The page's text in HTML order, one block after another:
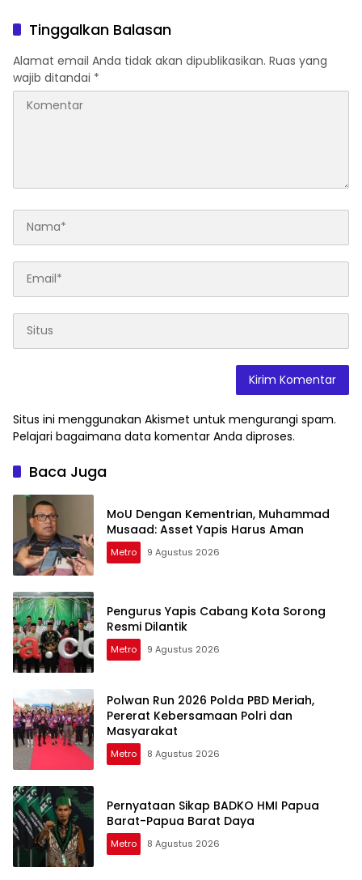
Tinggalkan Balasan
Alamat email Anda tidak akan dipublikasikan. Ruas yang
wajib ditandai *
Situs ini menggunakan Akismet untuk mengurangi spam.
Pelajari bagaimana data komentar Anda diproses.
Baca Juga
MoU Dengan Kementrian, Muhammad
Musaad: Asset Yapis Harus Aman
Metro 9 Agustus 2026
Pengurus Yapis Cabang Kota Sorong
Resmi Dilantik
Metro 9 Agustus 2026
Polwan Run 2026 Polda PBD Meriah,
Pererat Kebersamaan Polri dan
Masyarakat
Metro 8 Agustus 2026
Pernyataan Sikap BADKO HMI Papua
Barat-Papua Barat Daya
Metro 8 Agustus 2026